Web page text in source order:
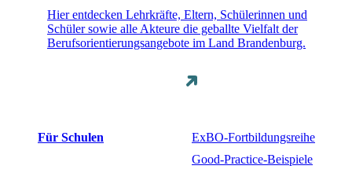
Hier entdecken Lehrkräfte, Eltern, Schülerinnen und
Schüler sowie alle Akteure die geballte Vielfalt der
Berufsorientierungsangebote im Land Brandenburg.
Für Schulen
ExBO-Fortbildungsreihe
Good-Practice-Beispiele